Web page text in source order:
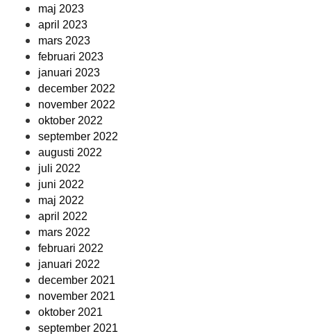
maj 2023
april 2023
mars 2023
februari 2023
januari 2023
december 2022
november 2022
oktober 2022
september 2022
augusti 2022
juli 2022
juni 2022
maj 2022
april 2022
mars 2022
februari 2022
januari 2022
december 2021
november 2021
oktober 2021
september 2021